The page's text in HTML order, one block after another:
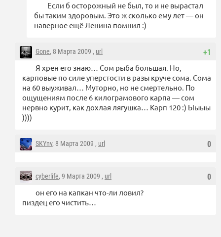
Если б осторожный не был, то и не вырастал
бы таким здоровым. Это ж сколько ему лет — он
наверное ещё Ленина помнил :)
+1
Gone, 8 Марта 2009 , url
Я хрен его знаю… Сом рыба большая. Но,
карповые по силе уперстости в разы круче сома. Сома
на 60 выуживал… Муторно, но не смертельно. По
ощущениям после 6 килограмового карпа — сом
нервно курит, как дохлая лягушка… Карп 120 :) Ыыыы
))))
0
SKYnv, 8 Марта 2009 , url
0
cyberlife, 9 Марта 2009 , url
он его на капкан что-ли ловил?
пиздец его чистить…